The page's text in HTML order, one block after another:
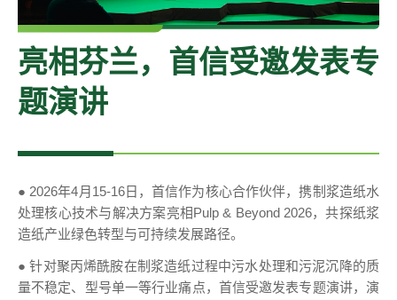
亮相芬兰，首信受邀发表专
题演讲
● 2026年4月15-16日，首信作为核心合作伙伴，携制浆造纸水
处理核心技术与解决方案亮相Pulp & Beyond 2026，共探纸浆
造纸产业绿色转型与可持续发展路径。
● 针对聚丙烯酰胺在制浆造纸过程中污水处理和污泥沉降的质
量不稳定、型号单一等行业痛点，首信受邀发表专题演讲，演